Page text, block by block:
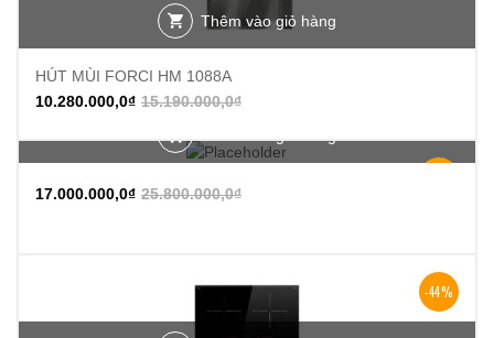
Thêm vào giỏ hàng
HÚT MÙI FORCI HM 1088A
15.190.000,0₫
10.280.000,0₫
25.800.000,0₫
17.000.000,0₫
-44%